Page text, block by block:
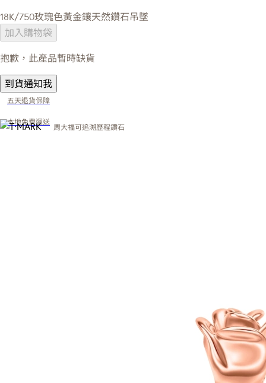
18K/750玫瑰色黃金鑲天然鑽石吊墜
加入購物袋
抱歉，此產品暫時缺貨
到貨通知我
五天退貨保障
本地免費運送
周大福可追溯歷程鑽石